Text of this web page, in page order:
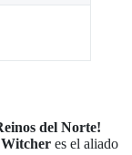
del Norte!
es el aliado